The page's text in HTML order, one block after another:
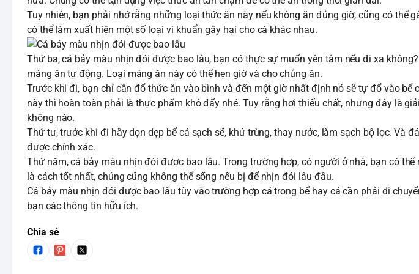
Tuy nhiên, bạn phải nhớ rằng những loại thức ăn này nếu không ăn đúng giờ, cũng có thể
có thể làm xuất hiện một số loại vi khuẩn gây hại cho cá khác nhau.
Thứ ba, cá bảy màu nhịn đói được bao lâu, bạn có thực sự muốn yên tâm nếu đi xa
máng ăn tự động. Loại máng ăn này có thể hẹn giờ và cho chúng ăn.
Trước khi đi, bạn chỉ cần đổ thức ăn vào bình và đến một giờ nhất định nó sẽ tự đổ vào bể
này thì hoàn toàn phải là thực phẩm khô đấy nhé. Tuy rằng hơi thiếu chất, nhưng đây là
không nào.
Thứ tư, trước khi đi hãy dọn dẹp bể cá sạch sẽ, khử trùng, thay nước, làm sạch bộ lọc. Và
được chính xác.
Thứ năm, cá bảy màu nhịn đói được bao lâu. Trong trường hợp, có người ở nhà, bạn có
là cách tốt nhất, chúng cũng không thể sống nếu bị để nhịn đói lâu đâu.
Cá bảy màu nhịn đói được bao lâu tùy vào trường hợp cá trong bể hay cá cần phải di
bạn các thông tin hữu ích.
Chia sẻ